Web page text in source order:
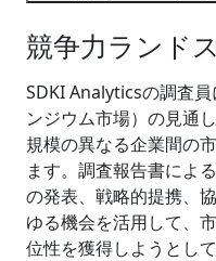
競争力ランド
SDKI Analyticsの調査
ンジウム市場）の見通
規模の異なる企業間の
ます。調査報告書によ
の発表、戦略的提携、
ゆる機会を活用して、
位性を獲得しようとして